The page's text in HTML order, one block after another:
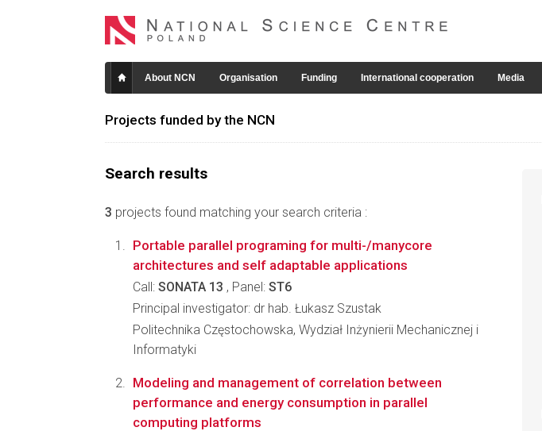
About NCN Organisation Funding International cooperation Media
Projects funded by the NCN
Search results
3 projects found matching your search criteria :
Portable parallel programing for multi-/manycore
architectures and self adaptable applications
Call: SONATA 13 , Panel: ST6
Principal investigator: dr hab. Łukasz Szustak
Politechnika Częstochowska, Wydział Inżynierii Mechanicznej i
Informatyki
Modeling and management of correlation between
performance and energy consumption in parallel
computing platforms